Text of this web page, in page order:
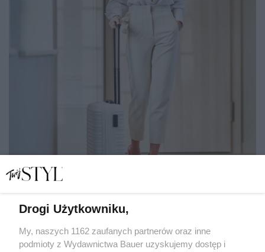
Okazało się, że jej gościnność nie jest bezinteresowna"
Drogi Użytkowniku,
My, naszych 1162 zaufanych partnerów oraz inne
podmioty z Wydawnictwa Bauer uzyskujemy dostęp i